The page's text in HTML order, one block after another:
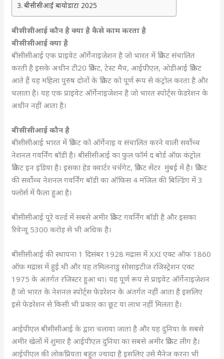
बीसीसीआई बायोडाटा 2025
बीसीसीआई कौन है क्या है कैसे काम करता है
बीसीसीआई क्या है
बीसीसीआई एक प्राइवेट ऑर्गेनाइजेशन है जो भारत में क्रिकेट संचालित
करती है इसके अधीन टी20 क्रिकेट, टेस्ट मैच, आईपीएल, ओडीआई क्रिकेट
आते हैं यह महिला पुरुष दोनों के क्रिकेट को पूर्ण रूप से कंट्रोल करता है और
चलाता है। यह एक प्राइवेट ऑर्गेनाइजेशन है जो भारत स्पोर्ट्स फेडरेशन के
अधीन नहीं आता है।
बीसीसीआई कौन है
बीसीसीआई भारत में क्रिकेट को ऑर्गेनाइ व संचालित करने वाली सर्वोच्च
नेशनल गवर्निंग बॉडी है। बीसीसीआई का फुल फॉर्म द बोर्ड ऑफ़ कंट्रोल
क्रिकेट इन इंडिया है। इसका हेड क्वार्टर चर्चगेट, क्रिकेट सेंटर मुंबई में है। क्रिकेट
की सर्वोच्च नेशनल गवर्निंग बॉडी का ऑफिस 4 मंजिल की बिल्डिंग में 3
फ्लोर्स में फैला हुआ है।
बीसीसीआई पूरे वर्ल्ड में सबसे अमीर क्रिकेट गवर्निंग बॉडी है और इसका
रिवेन्यू 5300 करोड़ से भी अधिक है।
बीसीसीआई की स्थापना 1 दिसंबर 1928 मद्रास में XXI एक्ट ऑफ 1860
ऑफ मद्रास में हुई थी और यह तमिलनाडु सोसाइटीज रजिस्ट्रेशन एक्ट
1975 के अंतर्गत रजिस्टर हुआ था। यह पूर्ण रूप से प्राइवेट ऑर्गेनाइजेशन
है जो भारत के नेशनल स्पोर्ट्स फेडरेशन के अंतर्गत नहीं आता है इसलिए
इसे फेडरेशन से किसी भी प्रकार का छूट या लाभ नहीं मिलता है।
आईपीएल बीसीसीआई के द्वारा चलाया जाता है और यह दुनिया के सबसे
अमीर खेलों में शुमार है आईपीएल दुनिया का सबसे अमीर क्रिकेट लीग है।
आईपीएल की लोकप्रियता बहुत ज्यादा है इसलिए उसे मैनेज करना भी